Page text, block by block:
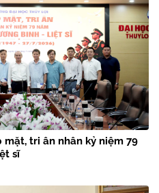
tri ân nhân kỷ niệm 79
sĩ